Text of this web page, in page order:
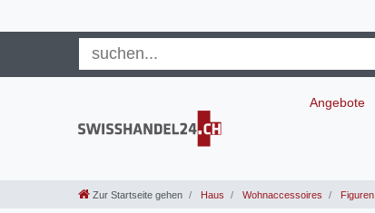
Angebote
Zur Startseite gehen Haus Wohnaccessoires Figuren